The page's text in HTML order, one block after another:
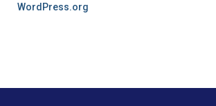
WordPress.org